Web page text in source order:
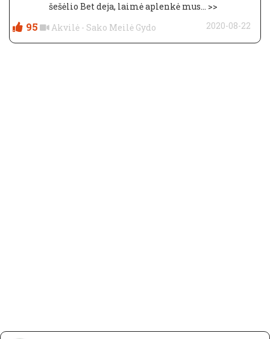
šešėlio Bet deja, laimė aplenkė mus... >>
95 Akvilė - Sako Meilė Gydo 2020-08-22